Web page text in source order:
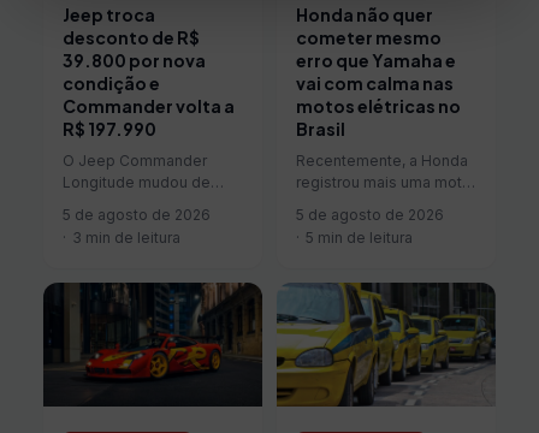
Jeep troca
desconto de R$
39.800 por nova
condição e
Commander volta a
R$ 197.990
O Jeep Commander
Longitude mudou de
vésperas do fim da
campanha. Depois de
5 de agosto de 2026
3 min de leitura
Honda não quer
cometer mesmo
erro que Yamaha e
vai com calma nas
motos elétricas no
Brasil
Recentemente, a Honda
registrou mais uma moto
brasileiro, a UC3, o que
mais uma vez…
5 de agosto de 2026
5 min de leitura